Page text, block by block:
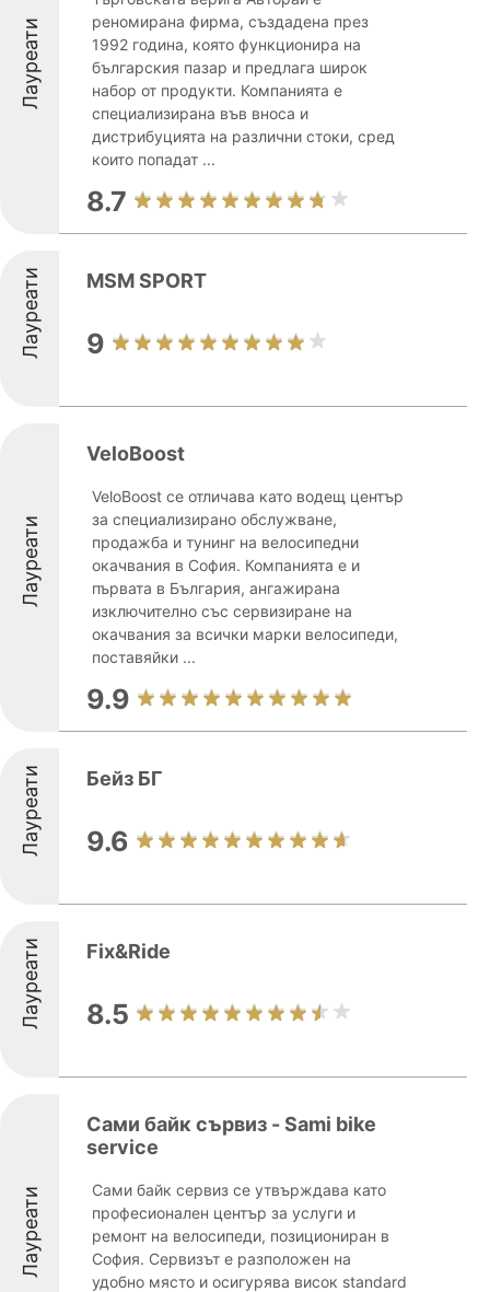
Лауреати
реномирана фирма, създадена през
1992 година, която функционира на
българския пазар и предлага широк
набор от продукти. Компанията е
специализирана във вноса и
дистрибуцията на различни стоки, сред
които попадат ...
8.7
Лауреати MSM SPORT
9
Лауреати
VeloBoost
VeloBoost се отличава като водещ център
за специализирано обслужване,
продажба и тунинг на велосипедни
окачвания в София. Компанията е и
първата в България, ангажирана
изключително със сервизиране на
окачвания за всички марки велосипеди,
поставяйки ...
9.9
Лауреати Бейз БГ
9.6
Лауреати Fix&Ride
8.5
Лауреати
Сами байк сървиз - Sami bike
service
Сами байк сервиз се утвърждава като
професионален център за услуги и
ремонт на велосипеди, позициониран в
София. Сервизът е разположен на
удобно място и осигурява висок standard